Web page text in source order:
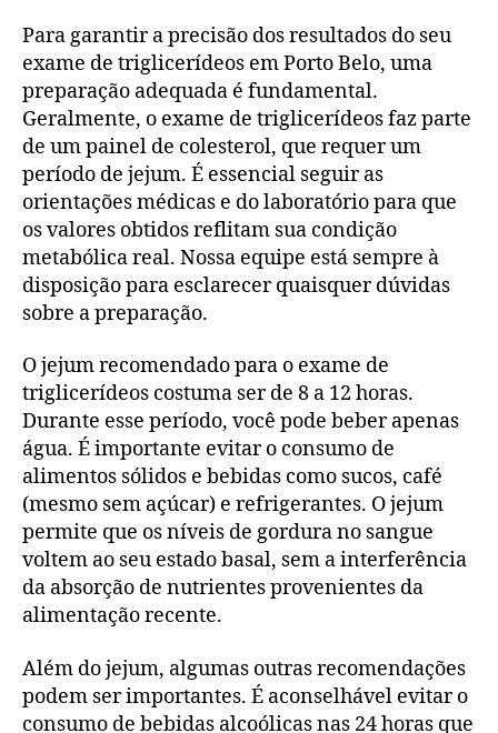
Para garantir a precisão dos resultados do seu
exame de triglicerídeos em Porto Belo, uma
preparação adequada é fundamental.
Geralmente, o exame de triglicerídeos faz parte
de um painel de colesterol, que requer um
período de jejum. É essencial seguir as
orientações médicas e do laboratório para que
os valores obtidos reflitam sua condição
metabólica real. Nossa equipe está sempre à
disposição para esclarecer quaisquer dúvidas
sobre a preparação.
O jejum recomendado para o exame de
triglicerídeos costuma ser de 8 a 12 horas.
Durante esse período, você pode beber apenas
água. É importante evitar o consumo de
alimentos sólidos e bebidas como sucos, café
(mesmo sem açúcar) e refrigerantes. O jejum
permite que os níveis de gordura no sangue
voltem ao seu estado basal, sem a interferência
da absorção de nutrientes provenientes da
alimentação recente.
Além do jejum, algumas outras recomendações
podem ser importantes. É aconselhável evitar o
consumo de bebidas alcoólicas nas 24 horas que